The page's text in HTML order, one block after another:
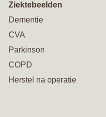
Ziektebeelden
Dementie
CVA
Parkinson
COPD
Herstel na operatie